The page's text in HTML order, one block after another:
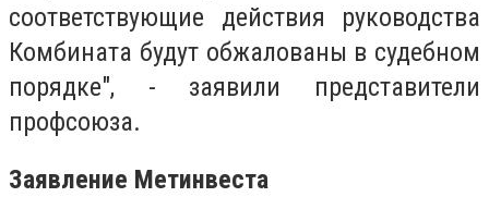
соответствующие действия руководства
Комбината будут обжалованы в судебном
порядке", - заявили представители
профсоюза.
Заявление Метинвеста